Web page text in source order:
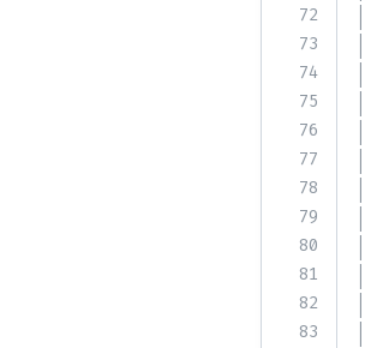
72
73
74
75
76
77
78
79
80
81
82
83